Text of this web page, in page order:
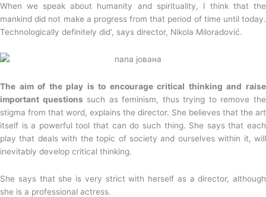
When we speak about humanity and spirituality, I think that the
mankind did not make a progress from that period of time until today.
Technologically definitely did’, says director, Nikola Miloradović.
The aim of the play is to encourage critical thinking and raise
important questions such as feminism, thus trying to remove the
stigma from that word, explains the director. She believes that the art
itself is a powerful tool that can do such thing. She says that each
play that deals with the topic of society and ourselves within it, will
inevitably develop critical thinking.
She says that she is very strict with herself as a director, although
she is a professional actress.